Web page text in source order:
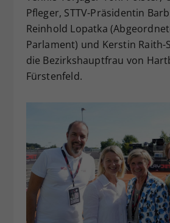
Pfleger, STTV-Präsidentin
Reinhold Lopatka
Parlament) und Kerstin Raith-
die Bezirkshauptfrau von
Fürstenfeld.